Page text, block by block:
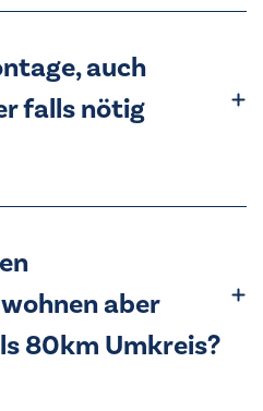
auch
falls nötig
aber
80km Umkreis?